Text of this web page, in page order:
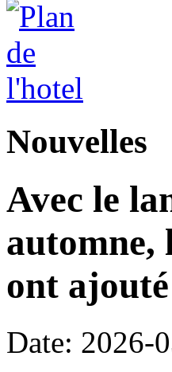
Nouvelles
Avec le
automne,
ont
Date: 2026-